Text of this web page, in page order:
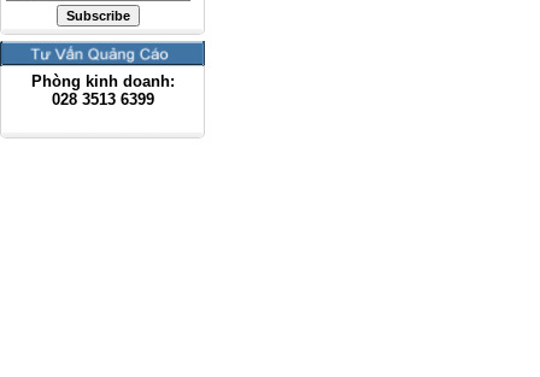
Phòng kinh doanh:
028 3513 6399